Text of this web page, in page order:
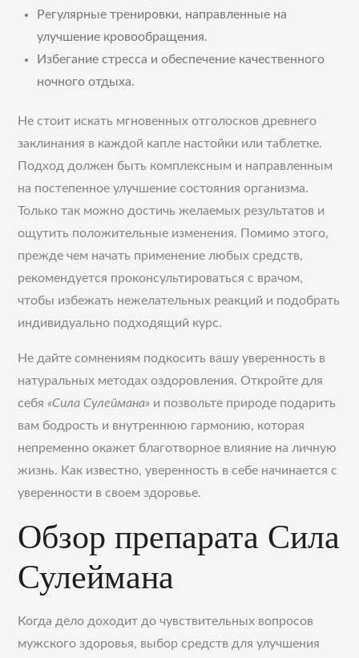
Регулярные тренировки, направленные на
улучшение кровообращения.
Избегание стресса и обеспечение качественного
ночного отдыха.
Не стоит искать мгновенных отголосков древнего
заклинания в каждой капле настойки или таблетке.
Подход должен быть комплексным и направленным
на постепенное улучшение состояния организма.
Только так можно достичь желаемых результатов и
ощутить положительные изменения. Помимо этого,
прежде чем начать применение любых средств,
рекомендуется проконсультироваться с врачом,
чтобы избежать нежелательных реакций и подобрать
индивидуально подходящий курс.
Не дайте сомнениям подкосить вашу уверенность в
натуральных методах оздоровления. Откройте для
себя «Сила Сулеймана» и позвольте природе подарить
вам бодрость и внутреннюю гармонию, которая
непременно окажет благотворное влияние на личную
жизнь. Как известно, уверенность в себе начинается с
уверенности в своем здоровье.
Обзор препарата Сила
Сулеймана
Когда дело доходит до чувствительных вопросов
мужского здоровья, выбор средств для улучшения